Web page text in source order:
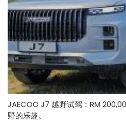
JAECOO J7 越野试驾：RM
野的乐趣。